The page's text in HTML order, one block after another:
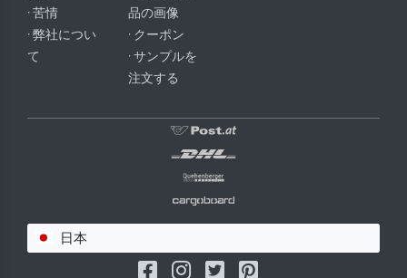
· 苦情
· 弊社につい
て
品の画像
· クーポン
· サンプルを
注文する
日本